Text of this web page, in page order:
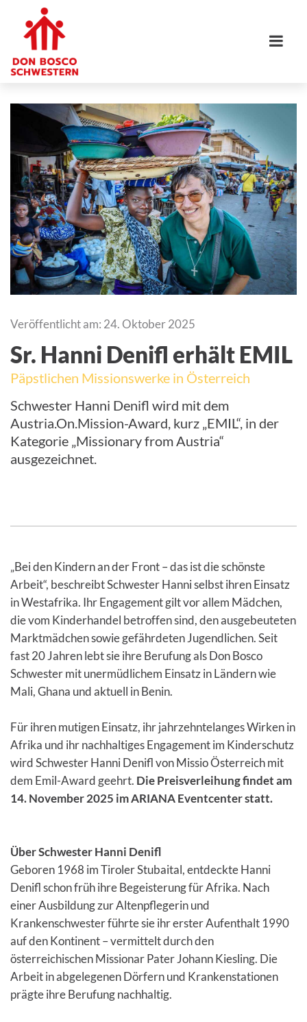
Veröffentlicht am: 24. Oktober 2025
Sr. Hanni Denifl erhält EMIL
Päpstlichen Missionswerke in Österreich
Schwester Hanni Denifl wird mit dem
Austria.On.Mission-Award, kurz „EMIL“, in der
Kategorie „Missionary from Austria“
ausgezeichnet.
„Bei den Kindern an der Front – das ist die schönste
Arbeit“, beschreibt Schwester Hanni selbst ihren Einsatz
in Westafrika. Ihr Engagement gilt vor allem Mädchen,
die vom Kinderhandel betroffen sind, den ausgebeuteten
Marktmädchen sowie gefährdeten Jugendlichen. Seit
fast 20 Jahren lebt sie ihre Berufung als Don Bosco
Schwester mit unermüdlichem Einsatz in Ländern wie
Mali, Ghana und aktuell in Benin.
Für ihren mutigen Einsatz, ihr jahrzehntelanges Wirken in
Afrika und ihr nachhaltiges Engagement im Kinderschutz
wird Schwester Hanni Denifl von Missio Österreich mit
dem Emil-Award geehrt. Die Preisverleihung findet am
14. November 2025 im ARIANA Eventcenter statt.
Über Schwester Hanni Denifl
Geboren 1968 im Tiroler Stubaital, entdeckte Hanni
Denifl schon früh ihre Begeisterung für Afrika. Nach
einer Ausbildung zur Altenpflegerin und
Krankenschwester führte sie ihr erster Aufenthalt 1990
auf den Kontinent – vermittelt durch den
österreichischen Missionar Pater Johann Kiesling. Die
Arbeit in abgelegenen Dörfern und Krankenstationen
prägte ihre Berufung nachhaltig.